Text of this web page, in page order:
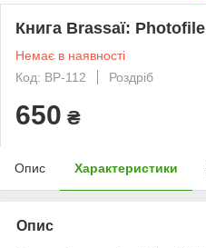
Книга Brassaï: Photofile
Немає в наявності
Код: BP-112
Роздріб
650 ₴
Опис Характеристики
Опис